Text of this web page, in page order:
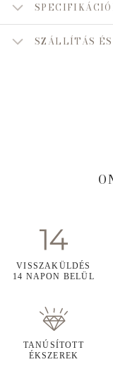
SZÁLLÍTÁS
VISSZAKÜLDÉS
14 NAPON BELÜL
TANÚSÍTOTT
ÉKSZEREK